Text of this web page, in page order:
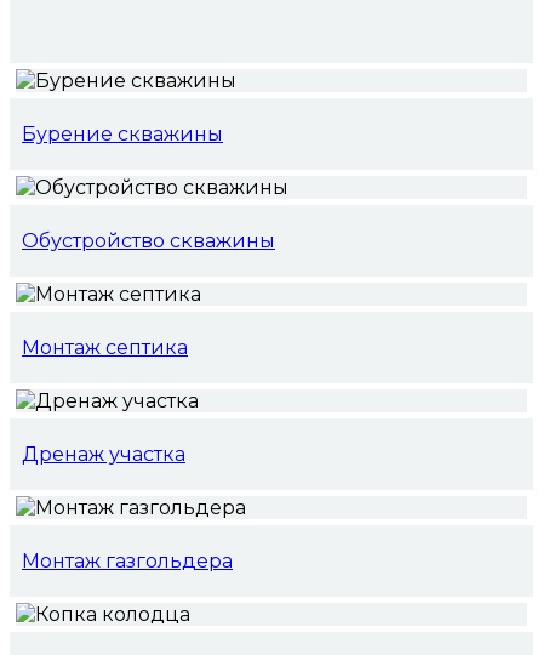
Бурение скважины
Обустройство скважины
Монтаж септика
Дренаж участка
Монтаж газгольдера